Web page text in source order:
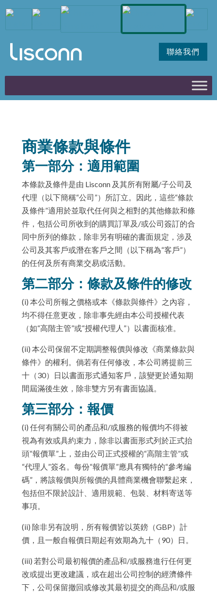
聯絡我們
商業條款與條件
第一部分：適用範圍
本條款及條件是由 Lisconn 及其所有附屬/子公司及
代理（以下簡稱“公司”）所訂立。因此，這些“條款
及條件”適用於並取代任何與之相對的其他條款和條
件，包括公司所收到的購買訂單及/或公司簽訂的合
同中所列的條款，除非另有明確的書面規定，涉及
公司及其客戶或潛在客戶之間（以下稱為“客戶”）
的任何及所有商業交易或活動。
第二部分：條款及條件的修改
(i) 本公司所報之價格或本《條款與條件》之內容，
均不得任意更改，除非事先經由本公司授權代表
（如“高階主管”或“授權代理人”）以書面核准。
(ii) 本公司保留不定期調整報價與修改《商業條款與
條件》的權利。倘若有任何修改，本公司將提前三
十（30）日以書面形式通知客戶，該變更於通知期
間屆滿後生效，除非雙方另有書面協議。
第三部分：報價
(i) 任何有關公司的產品和/或服務的報價均不得被
視為有效或具約束力，除非以書面形式列於正式抬
頭“報價單”上，並由公司正式授權的“高階主管”或
“代理人”簽名。每份“報價單”應具有獨特的“參考編
碼”，將該報價與所報價的具體商業機會聯繫起來，
包括但不限於設計、適用規範、包裝、材料寄送等
事項。
(ii) 除非另有說明，所有報價皆以英鎊（GBP）計
價，且一般自報價日期起有效期為九十（90）日。
(iii) 若對公司最初報價的產品和/或服務進行任何更
改或提出更改建議，或在超出公司控制的經濟條件
下，公司保留撤回或修改其最初提交的商品和/或服